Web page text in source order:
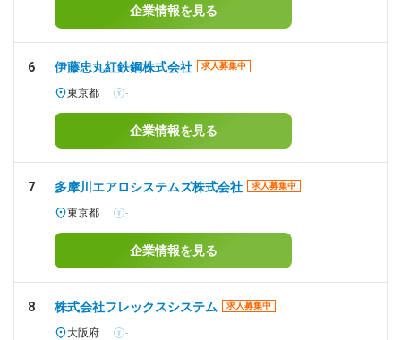
企業情報を見る
6 伊藤忠丸紅鉄鋼株式会社 求人募集中
東京都 -
企業情報を見る
7 多摩川エアロシステムズ株式会社 求人募集中
東京都 -
企業情報を見る
8 株式会社フレックスシステム 求人募集中
大阪府 -